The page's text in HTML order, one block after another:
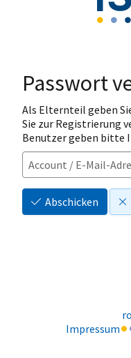
Passwort
Als Elternteil geben
Sie zur Registrierung
Benutzer geben bitte
Abschicken
Impressum